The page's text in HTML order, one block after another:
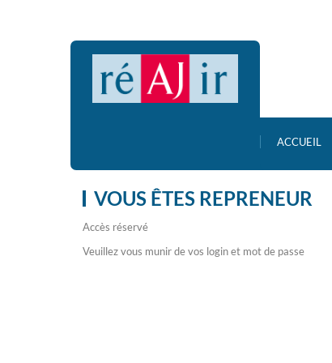
ACCUEIL
VOUS ÊTES REPRENEUR
Accès réservé
Veuillez vous munir de vos login et mot de passe